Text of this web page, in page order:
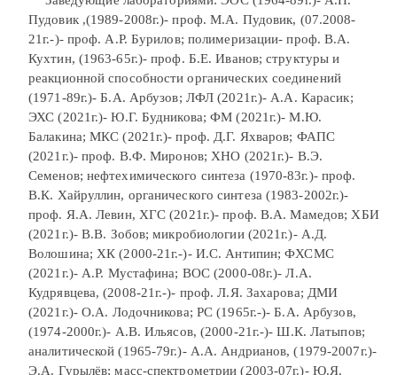
Пудовик ,(1989-2008г.)- проф. М.А. Пудовик, (07.2008-
21г.-)- проф. А.Р. Бурилов; полимеризации- проф. В.А.
Кухтин, (1963-65г.)- проф. Б.Е. Иванов; структуры и
реакционной способности органических соединений
(1971-89г.)- Б.А. Арбузов; ЛФЛ (2021г.)- А.А. Карасик;
ЭХС (2021г.)- Ю.Г. Будникова; ФМ (2021г.)- М.Ю.
Балакина; МКС (2021г.)- проф. Д.Г. Яхваров; ФАПС
(2021г.)- проф. В.Ф. Миронов; ХНО (2021г.)- В.Э.
Семенов; нефтехимического синтеза (1970-83г.)- проф.
В.К. Хайруллин, органического синтеза (1983-2002г.)-
проф. Я.А. Левин, ХГС (2021г.)- проф. В.А. Мамедов; ХБИ
(2021г.)- В.В. Зобов; микробиологии (2021г.)- А.Д.
Волошина; ХК (2000-21г.-)- И.С. Антипин; ФХСМС
(2021г.)- А.Р. Мустафина; ВОС (2000-08г.)- Л.А.
Кудрявцева, (2008-21г.-)- проф. Л.Я. Захарова; ДМИ
(2021г.)- О.А. Лодочникова; РС (1965г.-)- Б.А. Арбузов,
(1974-2000г.)- А.В. Ильясов, (2000-21г.-)- Ш.К. Латыпов;
аналитической (1965-79г.)- А.А. Андрианов, (1979-2007г.)-
Э.А. Гурылёв; масс-спектрометрии (2003-07г.)- Ю.Я.